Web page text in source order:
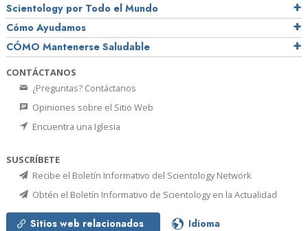
Scientology por Todo el Mundo
Cómo Ayudamos
CÓMO Mantenerse Saludable
CONTÁCTANOS
¿Preguntas? Contáctanos
Opiniones sobre el Sitio Web
Encuentra una Iglesia
SUSCRÍBETE
Recibe el Boletín Informativo del Scientology Network
Obtén el Boletín Informativo de Scientology en la Actualidad
Sitios web relacionados Idioma